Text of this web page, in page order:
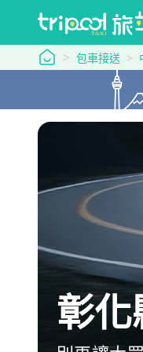
tripool 旅步
包車接送
彰